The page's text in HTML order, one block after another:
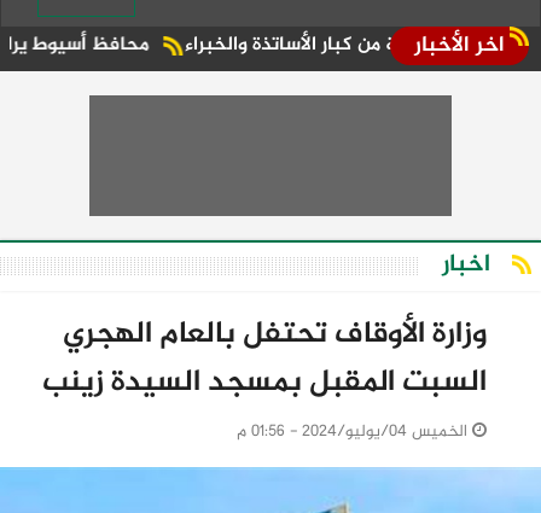
اخر الأخبار محافظ أسيوط يرافقه النائب علي معوض يتابع ميدانيًا مبادرة من كبار الأساتذة والخبراء
اخبار
وزارة الأوقاف تحتفل بالعام الهجري
السبت المقبل بمسجد السيدة زينب
الخميس 04/يوليو/2024 - 01:56 م